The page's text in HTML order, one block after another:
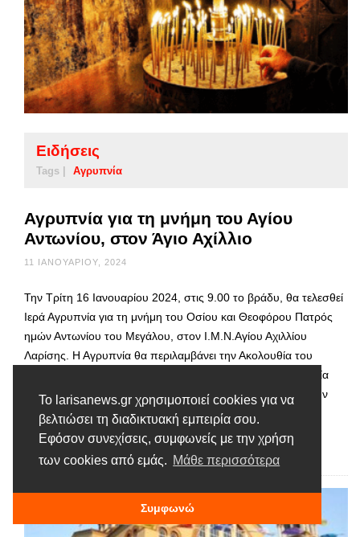
Το larisanews.gr χρησιμοποιεί cookies για να
βελτιώσει τη διαδικτυακή εμπειρία σου.
Εφόσον συνεχίσεις, συμφωνείς με την χρήση
των cookies από εμάς. Μάθε περισσότερα
Συμφωνώ
Ειδήσεις
Tags | Αγρυπνία
Αγρυπνία για τη μνήμη του Αγίου
Αντωνίου, στον Άγιο Αχίλλιο
11 ΙΑΝΟΥΑΡΊΟΥ, 2024
Την Τρίτη 16 Ιανουαρίου 2024, στις 9.00 το βράδυ, θα τελεσθεί
Ιερά Αγρυπνία για τη μνήμη του Οσίου και Θεοφόρου Πατρός
ημών Αντωνίου του Μεγάλου, στον Ι.Μ.Ν.Αγίου Αχιλλίου
Λαρίσης. Η Αγρυπνία θα περιλαμβάνει την Ακολουθία του
Μικρού Αποδείπνου,τον Όρθρο μετ’ αρτοκλασίαςκαι τη Θεία
Λειτουργία, κατά την οποία οι πιστοί χριστιανοί θα έχουν την
ευκαιρία να …